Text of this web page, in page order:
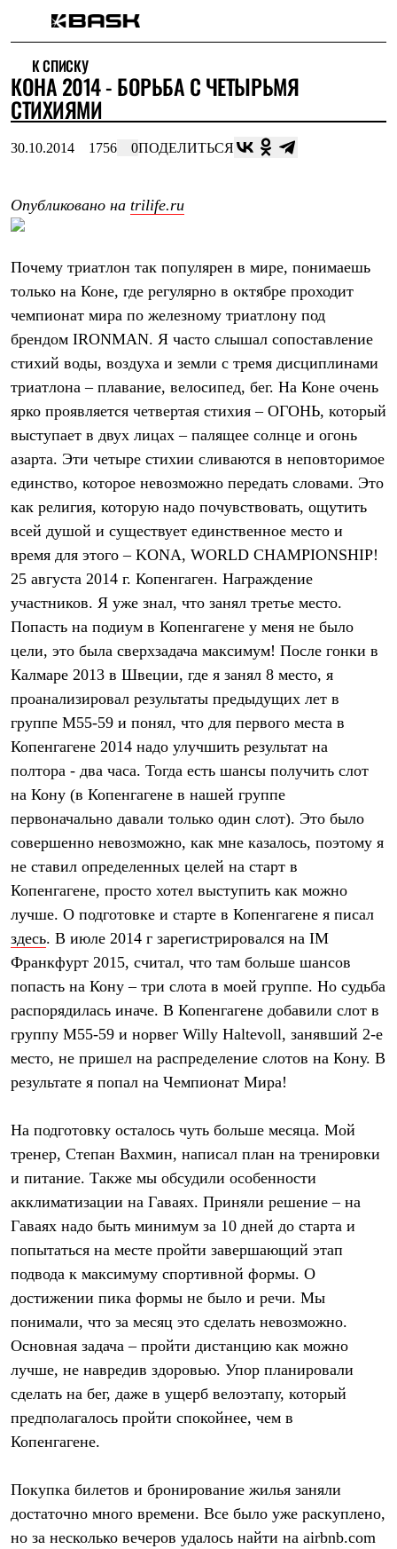
Интернет-магазин
Мужская одежда
Утепленная пухом
Куртки
Жилеты
Куртки
Брюки
Штормовая одежда
Брюки
Софтшелл одежда
Брюки
Флисовая одежда
Брюки
Жилеты
Теплое термобелье
Среднее термобелье
Легкое термобелье
Лёгкая одежда
Футболки
Рубашки
Толстовки
Брюки
Шорты
Женская одежда
Утепленная пухом
Куртки
Брюки
Утепленная синтетикой
Куртки
Штормовая одежда
Куртки
Софтшелл одежда
Брюки
Лёгкая одежда
Футболки
Толстовки
Термобелье
Теплое термобелье
Среднее термобелье
Легкое термобелье
Флисовая одежда
Куртки
Детская одежда
Утепленная пухом
Комбинезоны
Куртки
Брюки
Утепленная синтетикой
Комбинезоны
Брюки
Лёгкая одежда
Футболки
Толстовки
Брюки
Софтшелл одежда
Куртки
Флисовая одежда
Брюки
Жилеты
Термобелье
Комплект термобелья
Снаряжение
Палатки и тенты
Палатки
Тенты
Аксессуары для палаток
Рюкзаки
Легкоходные
Альпинистские
Городские
Аксессуары для рюкзаков
К СПИСКУ
КОНА 2014 - БОРЬБА С ЧЕТЫРЬМЯ
СТИХИЯМИ
30.10.2014 1756 0ПОДЕЛИТЬСЯ
Опубликовано на trilife.ru
Почему триатлон так популярен в мире, понимаешь
только на Коне, где регулярно в октябре проходит
чемпионат мира по железному триатлону под
брендом IRONMAN. Я часто слышал сопоставление
стихий воды, воздуха и земли с тремя дисциплинами
триатлона – плавание, велосипед, бег. На Коне очень
ярко проявляется четвертая стихия – ОГОНЬ, который
выступает в двух лицах – палящее солнце и огонь
азарта. Эти четыре стихии сливаются в неповторимое
единство, которое невозможно передать словами. Это
как религия, которую надо почувствовать, ощутить
всей душой и существует единственное место и
время для этого – KONA, WORLD CHAMPIONSHIP!
25 августа 2014 г. Копенгаген. Награждение
участников. Я уже знал, что занял третье место.
Попасть на подиум в Копенгагене у меня не было
цели, это была сверхзадача максимум! После гонки в
Калмаре 2013 в Швеции, где я занял 8 место, я
проанализировал результаты предыдущих лет в
группе М55-59 и понял, что для первого места в
Копенгагене 2014 надо улучшить результат на
полтора - два часа. Тогда есть шансы получить слот
на Кону (в Копенгагене в нашей группе
первоначально давали только один слот). Это было
совершенно невозможно, как мне казалось, поэтому я
не ставил определенных целей на старт в
Копенгагене, просто хотел выступить как можно
лучше. О подготовке и старте в Копенгагене я писал
здесь. В июле 2014 г зарегистрировался на IM
Франкфурт 2015, считал, что там больше шансов
попасть на Кону – три слота в моей группе. Но судьба
распорядилась иначе. В Копенгагене добавили слот в
группу М55-59 и норвег Willy Haltevoll, занявший 2-е
место, не пришел на распределение слотов на Кону. В
результате я попал на Чемпионат Мира!
На подготовку осталось чуть больше месяца. Мой
тренер, Степан Вахмин, написал план на тренировки
и питание. Также мы обсудили особенности
акклиматизации на Гаваях. Приняли решение – на
Гаваях надо быть минимум за 10 дней до старта и
попытаться на месте пройти завершающий этап
подвода к максимуму спортивной формы. О
достижении пика формы не было и речи. Мы
понимали, что за месяц это сделать невозможно.
Основная задача – пройти дистанцию как можно
лучше, не навредив здоровью. Упор планировали
сделать на бег, даже в ущерб велоэтапу, который
предполагалось пройти спокойнее, чем в
Копенгагене.
Покупка билетов и бронирование жилья заняли
достаточно много времени. Все было уже раскуплено,
но за несколько вечеров удалось найти на airbnb.com